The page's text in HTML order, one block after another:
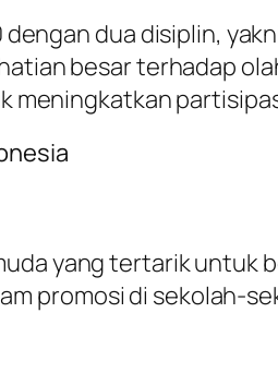
dua disiplin,
besar terhadap
yang tertarik untuk
promosi di sekolah-